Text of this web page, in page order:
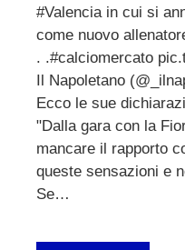
#Valencia in cui si
come nuovo
. .#calciomercato
Il Napoletano
Ecco le sue
"Dalla gara con la
mancare il rapporto
queste sensazioni e
Se…